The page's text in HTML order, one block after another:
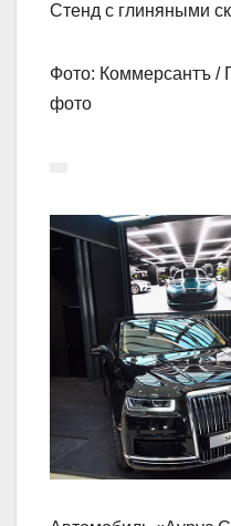
Стенд с глиняными
Фото: Коммерсантъ /
фото